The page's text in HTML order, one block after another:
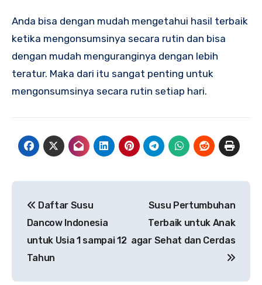
Anda bisa dengan mudah mengetahui hasil terbaik
ketika mengonsumsinya secara rutin dan bisa
dengan mudah menguranginya dengan lebih
teratur. Maka dari itu sangat penting untuk
mengonsumsinya secara rutin setiap hari.
pos
Daftar Susu
Dancow Indonesia
untuk Usia 1 sampai 12
Tahun
Susu Pertumbuhan
Terbaik untuk Anak
agar Sehat dan Cerdas